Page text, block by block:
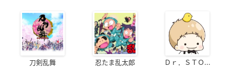
刀剣乱舞 忍たま乱太郎 Ｄｒ．ＳＴＯ...